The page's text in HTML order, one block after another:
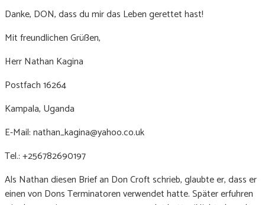
Danke, DON, dass du mir das Leben gerettet hast!
Mit freundlichen Grüßen,
Herr Nathan Kagina
Postfach 16264
Kampala, Uganda
E-Mail: nathan_kagina@yahoo.co.uk
Tel.: +256782690197
Als Nathan diesen Brief an Don Croft schrieb, glaubte er, dass er
einen von Dons Terminatoren verwendet hatte. Später erfuhren